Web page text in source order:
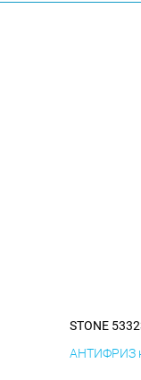
STONE
АНТИФРИЗ